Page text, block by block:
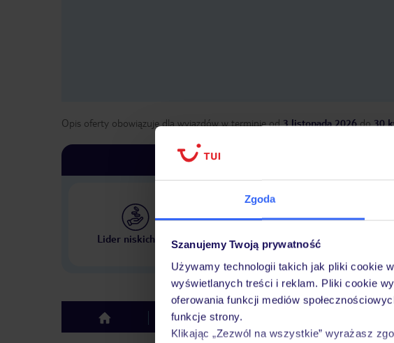
Zgoda
Szanujemy Twoją prywatność
Używamy technologii takich jak pliki cookie
wyświetlanych treści i reklam. Pliki cookie
oferowania funkcji mediów
funkcje strony.
Klikając „Zezwól na wszystkie” wyrażasz
Opis oferty obowiązuje dla wyjazdów w terminie od 3 listopada 2026do30
Lider niskich cen
w Polsce
top Hotel